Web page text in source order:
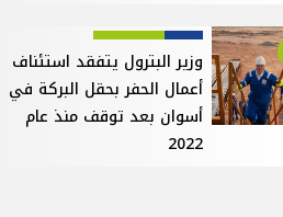
وزير البترول يتفقد استئناف
أعمال الحفر بحقل البركة في
أسوان بعد توقف منذ عام
2022